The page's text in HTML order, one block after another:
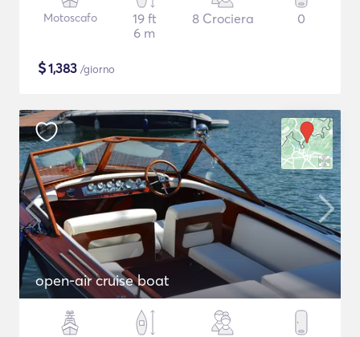
Motoscafo
19 ft
6 m
8 Crociera 0
$1,383 /giorno
open-air cruise boat